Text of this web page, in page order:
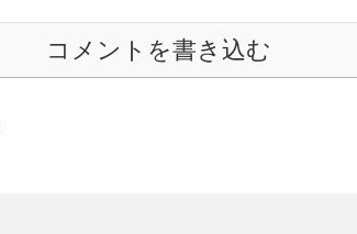
コメントを書き込む